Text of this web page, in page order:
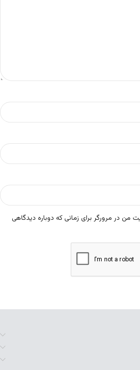
من در مرورگر برای زمانی که دوباره دیدگاهی